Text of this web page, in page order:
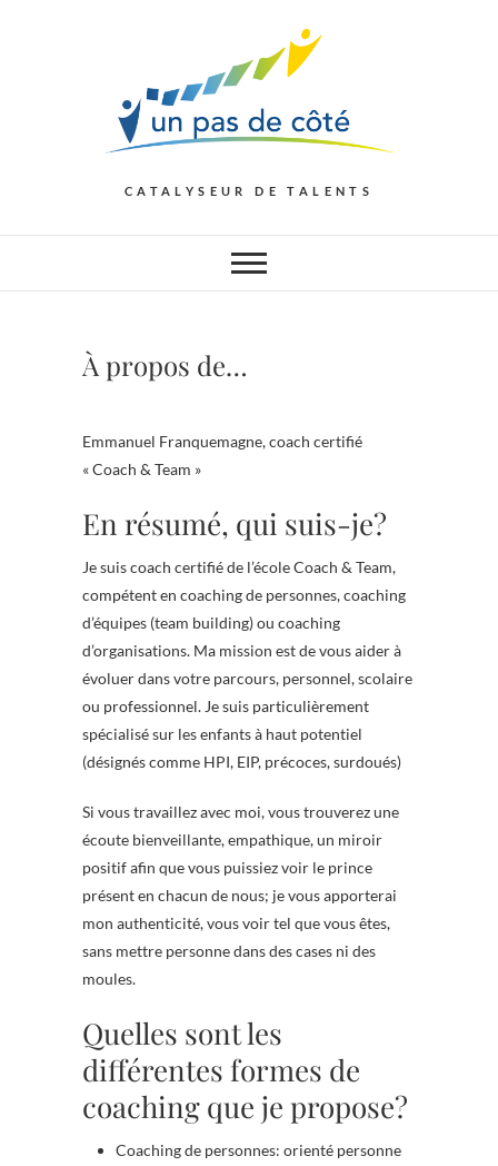
CATALYSEUR DE TALENTS
À propos de…
Emmanuel Franquemagne, coach certifié
« Coach & Team »
En résumé, qui suis-je?
Je suis coach certifié de l’école Coach & Team,
compétent en coaching de personnes, coaching
d’équipes (team building) ou coaching
d’organisations. Ma mission est de vous aider à
évoluer dans votre parcours, personnel, scolaire
ou professionnel. Je suis particulièrement
spécialisé sur les enfants à haut potentiel
(désignés comme HPI, EIP, précoces, surdoués)
Si vous travaillez avec moi, vous trouverez une
écoute bienveillante, empathique, un miroir
positif afin que vous puissiez voir le prince
présent en chacun de nous; je vous apporterai
mon authenticité, vous voir tel que vous êtes,
sans mettre personne dans des cases ni des
moules.
Quelles sont les
différentes formes de
coaching que je propose?
Coaching de personnes: orienté personne